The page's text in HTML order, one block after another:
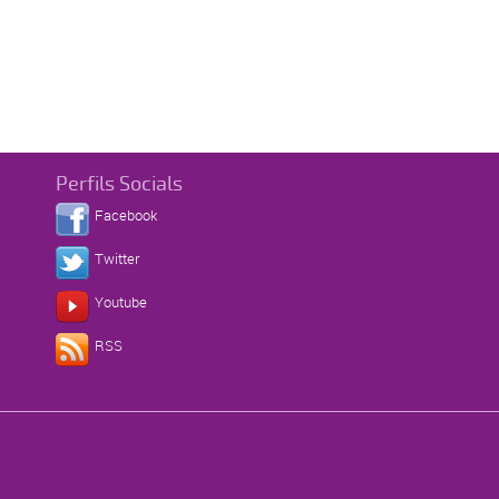
Perfils Socials
Facebook
Twitter
Youtube
RSS